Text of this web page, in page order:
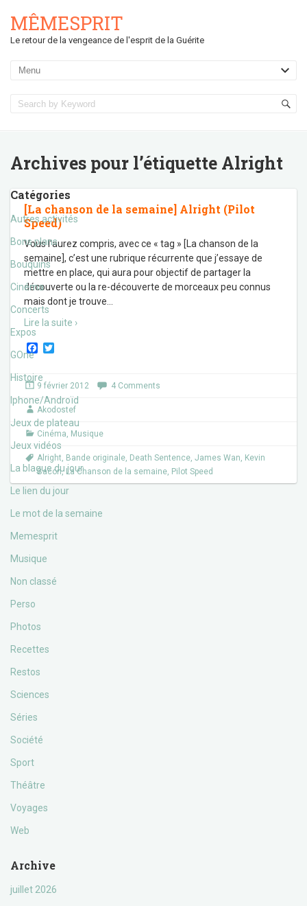
MÊMESPRIT
Le retour de la vengeance de l'esprit de la Guérite
Archives pour l’étiquette Alright
Catégories
Autres activités
Bons plans
Bouquins
Cinéma
Concerts
Expos
GOne
Histoire
Iphone/Androïd
Jeux de plateau
Jeux vidéos
La blague du jour
Le lien du jour
Le mot de la semaine
Memesprit
Musique
Non classé
Perso
Photos
Recettes
Restos
Sciences
Séries
Société
Sport
Théâtre
Voyages
Web
Archive
juillet 2026
[La chanson de la semaine] Alright (Pilot
Speed)
Vous l’aurez compris, avec ce « tag » [La chanson de la
semaine], c’est une rubrique récurrente que j’essaye de
mettre en place, qui aura pour objectif de partager la
découverte ou la re-découverte de morceaux peu connus
mais dont je trouve
Lire la suite ›
F
e
b
o
o
k
t
e
r
9 février 2012 4 Comments
Akodostef
Cinéma, Musique
Alright, Bande originale, Death Sentence, James Wan, Kevin
Bacon, La Chanson de la semaine, Pilot Speed